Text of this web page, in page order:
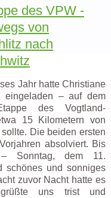
des VPW -
von
nach
Jahr hatte Christiane
eingeladen – auf dem
des Vogtland-
15 Kilometern von
Die beiden ersten
absolviert. Bis
– Sonntag, dem 11.
schönes und sonniges
zuvor Nacht hatte es
uns trist und